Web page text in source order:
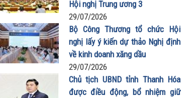
liên kết và quản lý
thông minh trong kỷ
nguyên số
Hội nghị Trung ương 3
29/07/2026
Bộ Công Thương tổ chức Hội
nghị lấy ý kiến dự thảo Nghị định
về kinh doanh xăng dầu
29/07/2026
Chủ tịch UBND tỉnh Thanh Hóa
được điều động, bổ nhiệm giữ